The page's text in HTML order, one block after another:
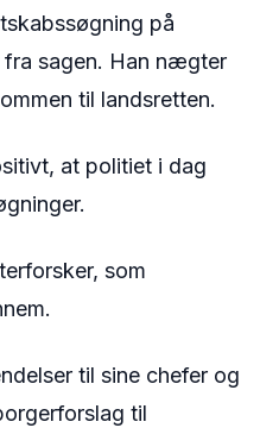
på
sagen. Han nægter
til landsretten.
at politiet i dag
som
til sine chefer og
til